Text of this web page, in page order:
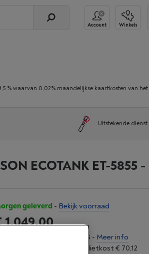
Account Winkels
% waarvan 0,02% maandelijkse kaartkosten van
Uitstekende
ECOTANK ET-5855 -
geleverd - Bekijk voorraad
1.049,00
24 betalingen van € 46,63 - Meer info
6,24%, Kredietkost € 70,12